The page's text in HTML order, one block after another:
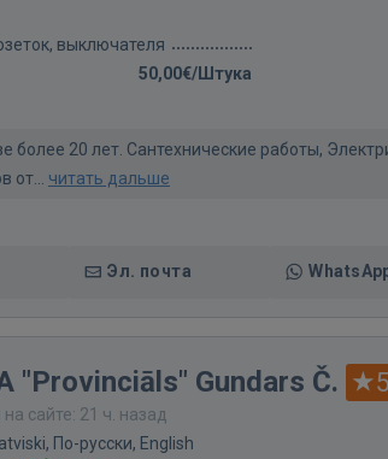
выключателя
50,00€/Штука
более 20 лет. Сантехнические работы,
от... читать дальше
Эл. почта
"Provinciāls" Gundars Č.
сайте: 21 ч. назад
По-русски, English